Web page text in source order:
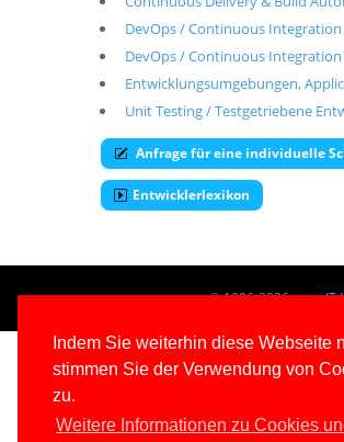
Indem Sie weiterhin diese Webseite
stimmen Sie der Verwendung von
zu.
Weitere Informationen zu Cookies
DevOps / Continuous
DevOps / Continuous
Entwicklungsumgebungen,
Unit Testing / Testgetriebene
Anfrage für eine individuelle
Entwicklerlexikon
© 1996-2026